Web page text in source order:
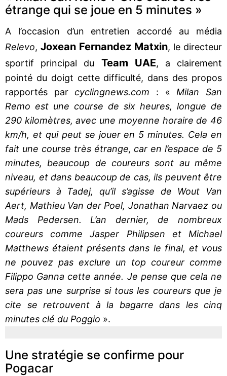
étrange qui se joue en 5 minutes »
A l’occasion d’un entretien accordé au média
Relevo, Joxean Fernandez Matxin, le directeur
sportif principal du Team UAE, a clairement
pointé du doigt cette difficulté, dans des propos
rapportés parcyclingnews.com : « Milan San
Remo est une course de six heures, longue de
290 kilomètres, avec une moyenne horaire de 46
km/h, et qui peut se jouer en 5 minutes. Cela en
fait une course très étrange, car en l’espace de 5
minutes, beaucoup de coureurs sont au même
niveau, et dans beaucoup de cas, ils peuvent être
supérieurs à Tadej, qu’il s’agisse de Wout Van
Aert, Mathieu Van der Poel, Jonathan Narvaez ou
Mads Pedersen. L’an dernier, de nombreux
coureurs comme Jasper Philipsen et Michael
Matthews étaient présents dans le final, et vous
ne pouvez pas exclure un top coureur comme
Filippo Ganna cette année. Je pense que cela ne
sera pas une surprise si tous les coureurs que je
cite se retrouvent à la bagarre dans les cinq
minutes clé du Poggio ».
Une stratégie se confirme pour
Pogacar